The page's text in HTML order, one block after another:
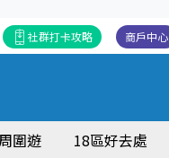
商戶中心
社群打卡攻略
圍遊 18區好去處